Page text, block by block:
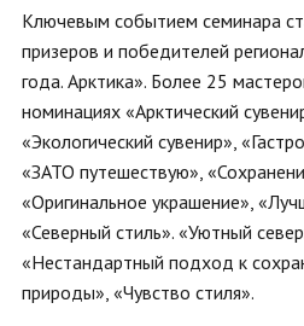
Ключевым событием семинара
призеров и победителей
года. Арктика». Более 25
номинациях «Арктический
«Экологический сувенир»,
«ЗАТО путешествую»,
«Оригинальное украшение»,
«Северный стиль». «Уютный
«Нестандартный подход к
природы», «Чувство стиля».